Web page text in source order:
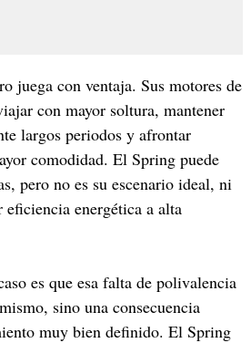
juega con ventaja. Sus motores de
con mayor soltura, mantener
largos periodos y afrontar
comodidad. El Spring puede
pero no es su escenario ideal, ni
energética a alta
es que esa falta de polivalencia
sino una consecuencia
muy bien definido. El Spring